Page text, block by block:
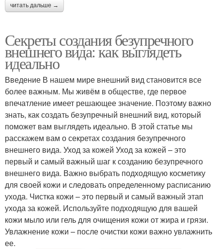
читать дальше →
Секреты создания безупречного
внешнего вида: как выглядеть
идеально
Введение В нашем мире внешний вид становится все
более важным. Мы живём в обществе, где первое
впечатление имеет решающее значение. Поэтому важно
знать, как создать безупречный внешний вид, который
поможет вам выглядеть идеально. В этой статье мы
расскажем вам о секретах создания безупречного
внешнего вида. Уход за кожей Уход за кожей – это
первый и самый важный шаг к созданию безупречного
внешнего вида. Важно выбрать подходящую косметику
для своей кожи и следовать определенному расписанию
ухода. Чистка кожи – это первый и самый важный этап
ухода за кожей. Используйте подходящую для вашей
кожи мыло или гель для очищения кожи от жира и грязи.
Увлажнение кожи – после очистки кожи важно увлажнить
ее.